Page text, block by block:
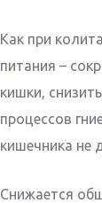
Как при
питания –
кишки,
процессов
кишечника не
Снижается